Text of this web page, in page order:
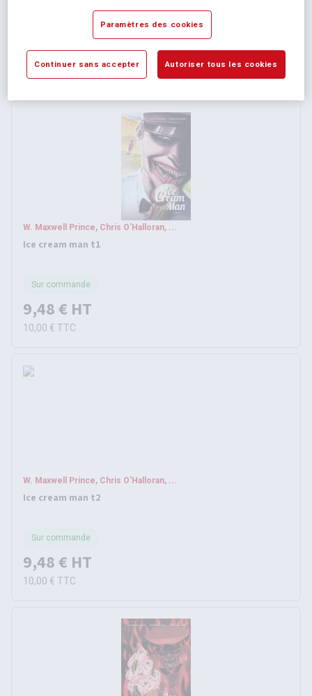
16,07 €HT
16,95 €
W. Maxwell Prince, Chris O'Halloran, ...
Ice cream man t1
Sur commande
9,48 € HT
10,00 € TTC
W. Maxwell Prince, Chris O'Halloran, ...
Ice cream man t2
Sur commande
9,48 € HT
10,00 € TTC
Paramètres des cookies
Continuer sans accepter Autoriser tous les cookies